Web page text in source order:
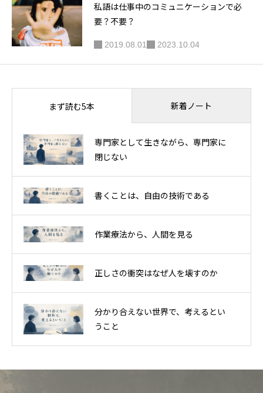
私語は仕事中のコミュニケーションで必
要？不要？
2019.08.01 2023.10.04
まず読む5本 新着ノート
専門家として生きながら、専門家に
閉じない
書くことは、自由の技術である
作業療法から、人間を見る
正しさの衝突はなぜ人を壊すのか
分かり合えない世界で、考えるとい
うこと